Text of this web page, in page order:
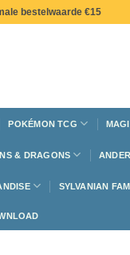
bestelwaarde €15
POKÉMON TCG
& DRAGONS
SYLVANIAN